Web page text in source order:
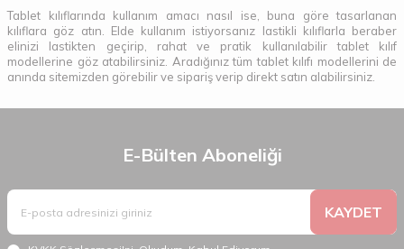
Tablet kılıflarında kullanım amacı nasıl ise, buna göre tasarlanan
kılıflara göz atın. Elde kullanım istiyorsanız lastikli kılıflarla beraber
elinizi lastikten geçirip, rahat ve pratik kullanılabilir tablet kılıf
modellerine göz atabilirsiniz. Aradığınız tüm tablet kılıfı modellerini de
anında sitemizden görebilir ve sipariş verip direkt satın alabilirsiniz.
E-Bülten Aboneliği
KAYDET